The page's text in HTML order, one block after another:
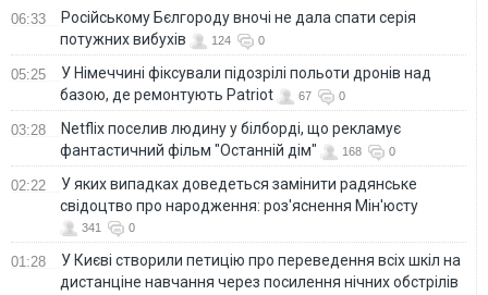
06:33
Російському Бєлгороду вночі не дала спати серія
потужних вибухів
124 0
05:25
У Німеччині фіксували підозрілі польоти дронів над
базою, де ремонтують Patriot
67 0
03:28
Netflix поселив людину у білборді, що рекламує
фантастичний фільм "Останній дім"
168 0
02:22
У яких випадках доведеться замінити радянське
свідоцтво про народження: роз'яснення Мін'юсту
341 0
01:28
У Києві створили петицію про переведення всіх шкіл на
дистанціне навчання через посилення нічних обстрілів